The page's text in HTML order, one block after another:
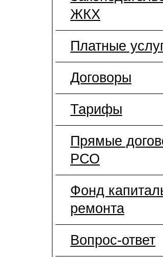
ЖКХ
Платные
Договоры
Тарифы
Прямые
РСО
Фонд
ремонта
Вопрос-ответ